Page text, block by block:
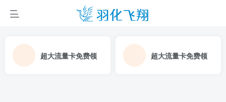
超大流量卡免费领 超大流量卡免费领